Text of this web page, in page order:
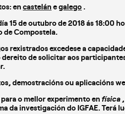
encastelánegalego.
15 de outubro de 2018 ás 18:00
de Compostela.
rexistrados excedese a
de solicitar aos
demostracións ou aplicacións
o mellor experimento enfísica
da investigación do IGFAE. Terá